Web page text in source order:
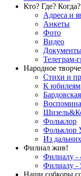
Кто? Где? Когда?
Адреса и
Анкеты
Фото
Видео
Телеграм-
Народное
Стихи и
К юбилеям
Фольклор
Фольклор
Из
Филиал жив!
Филиалу -
Филиалу -
Наши собкоры